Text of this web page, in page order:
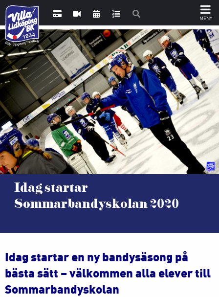
Idag startar
Sommarbandyskolan 2020
Idag startar en ny bandysäsong på
bästa sätt – välkommen alla elever till
Sommarbandyskolan